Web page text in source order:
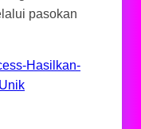
pasokan
Hasilkan-